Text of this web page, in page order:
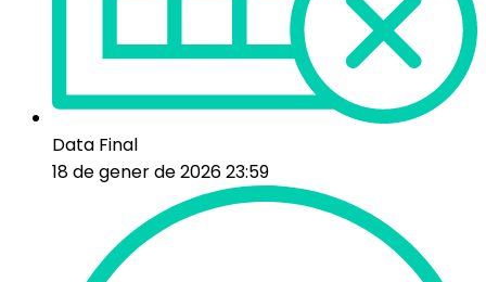
Data Final
18 de gener de 2026 23:59